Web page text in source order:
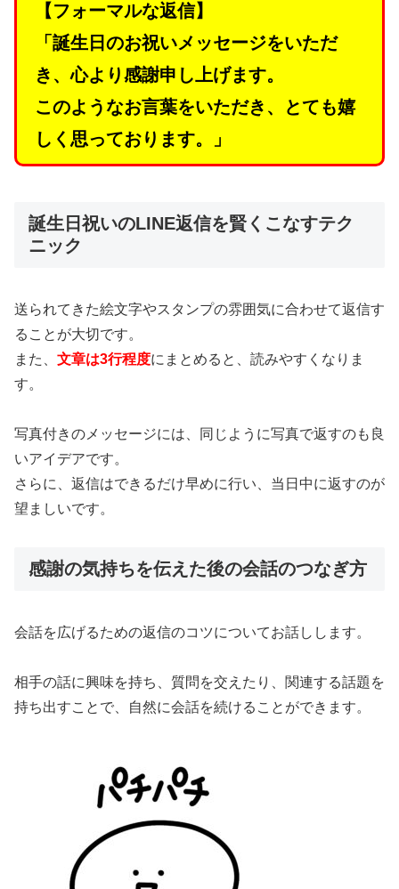
【フォーマルな返信】
「誕生日のお祝いメッセージをいただ
き、心より感謝申し上げます。
このようなお言葉をいただき、とても嬉
しく思っております。」
誕生日祝いのLINE返信を賢くこなすテク
ニック
送られてきた絵文字やスタンプの雰囲気に合わせて返信す
ることが大切です。
また、 文章は3行程度にまとめると、読みやすくなりま
す。
写真付きのメッセージには、同じように写真で返すのも良
いアイデアです。
さらに、返信はできるだけ早めに行い、当日中に返すのが
望ましいです。
感謝の気持ちを伝えた後の会話のつなぎ方
会話を広げるための返信のコツについてお話しします。
相手の話に興味を持ち、質問を交えたり、関連する話題を
持ち出すことで、自然に会話を続けることができます。